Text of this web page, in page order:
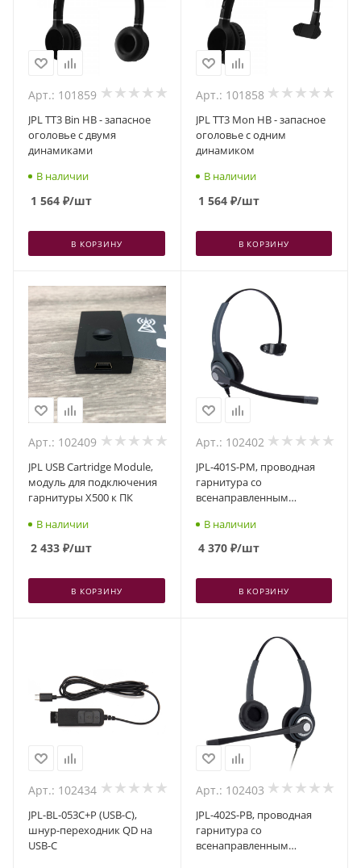
Арт.: 101859
JPL TT3 Bin HB - запасное
оголовье с двумя
динамиками
В наличии
1 564 ₽/шт
В КОРЗИНУ
Арт.: 101858
JPL TT3 Mon HB - запасное
оголовье с одним
динамиком
В наличии
1 564₽/шт
В КОРЗИНУ
Арт.: 102409
JPL USB Cartridge Module,
модуль для подключения
гарнитуры X500 к ПК
В наличии
2 433 ₽/шт
В КОРЗИНУ
Арт.: 102402
JPL-401S-PM, проводная
гарнитура со
всенаправленным
разъем QD, один динамик
В наличии
4 370₽/шт
В КОРЗИНУ
Арт.: 102434
JPL-BL-053C+P (USB-C),
шнур-переходник QD на
USB-C
Арт.: 102403
JPL-402S-PB, проводная
гарнитура со
всенаправленным